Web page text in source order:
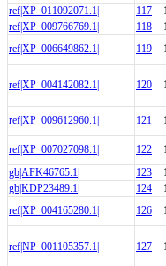
ref|XP_011092071.1| 117
ref|XP_009766769.1|
118
ref|XP_006649862.1|
119
ref|XP_004142082.1| 120
ref|XP_009612960.1| 121
ref|XP_007027098.1| 122
gb|AFK46765.1|
123
gb|KDP23489.1|
124
ref|XP_004165280.1|
126
ref|NP_001105357.1| 127